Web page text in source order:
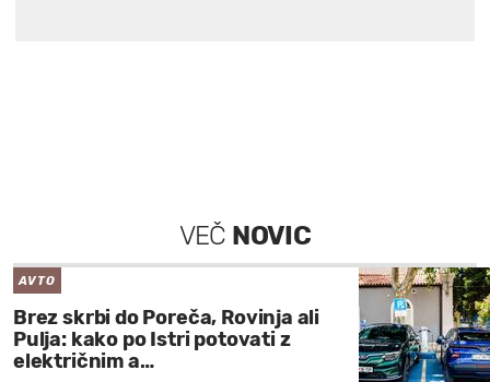
VEČ NOVIC
AVTO
Brez skrbi do Poreča, Rovinja ali
Pulja: kako po Istri potovati z
električnim a…